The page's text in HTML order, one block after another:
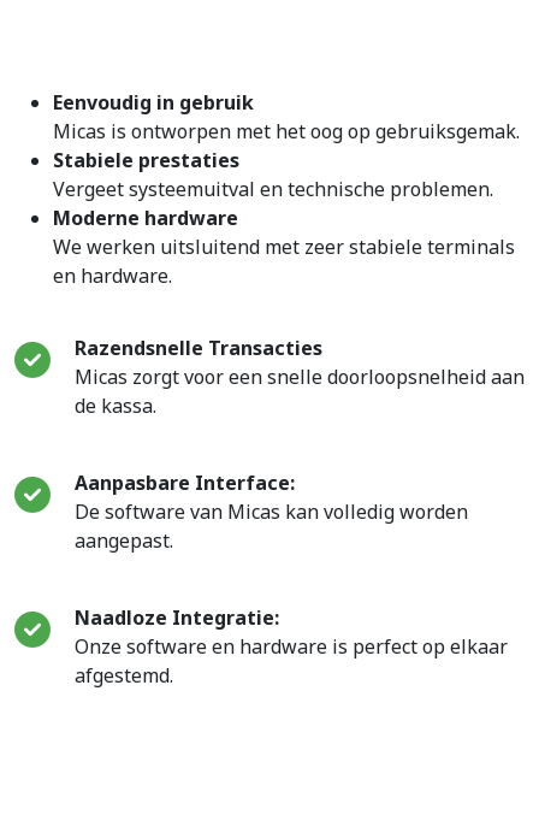
Eenvoudig in gebruik
Micas is ontworpen met het oog op gebruiksgemak.
Stabiele prestaties
Vergeet systeemuitval en technische problemen.
Moderne hardware
We werken uitsluitend met zeer stabiele terminals
en hardware.
Razendsnelle Transacties
Micas zorgt voor een snelle doorloopsnelheid aan
de kassa.
Aanpasbare Interface:
De software van Micas kan volledig worden
aangepast.
Naadloze Integratie:
Onze software en hardware is perfect op elkaar
afgestemd.